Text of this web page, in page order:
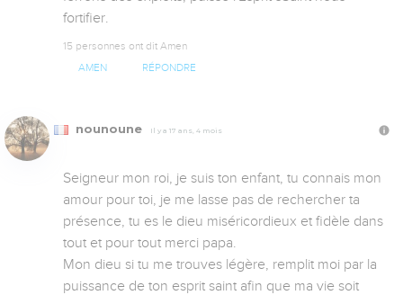
fortifier.
15 personnes ont dit Amen
AMEN RÉPONDRE
nounoune Il y a 17 ans, 4 mois
Seigneur mon roi, je suis ton enfant, tu connais mon
amour pour toi, je me lasse pas de rechercher ta
présence, tu es le dieu miséricordieux et fidèle dans
tout et pour tout merci papa.
Mon dieu si tu me trouves légère, remplit moi par la
puissance de ton esprit saint afin que ma vie soit